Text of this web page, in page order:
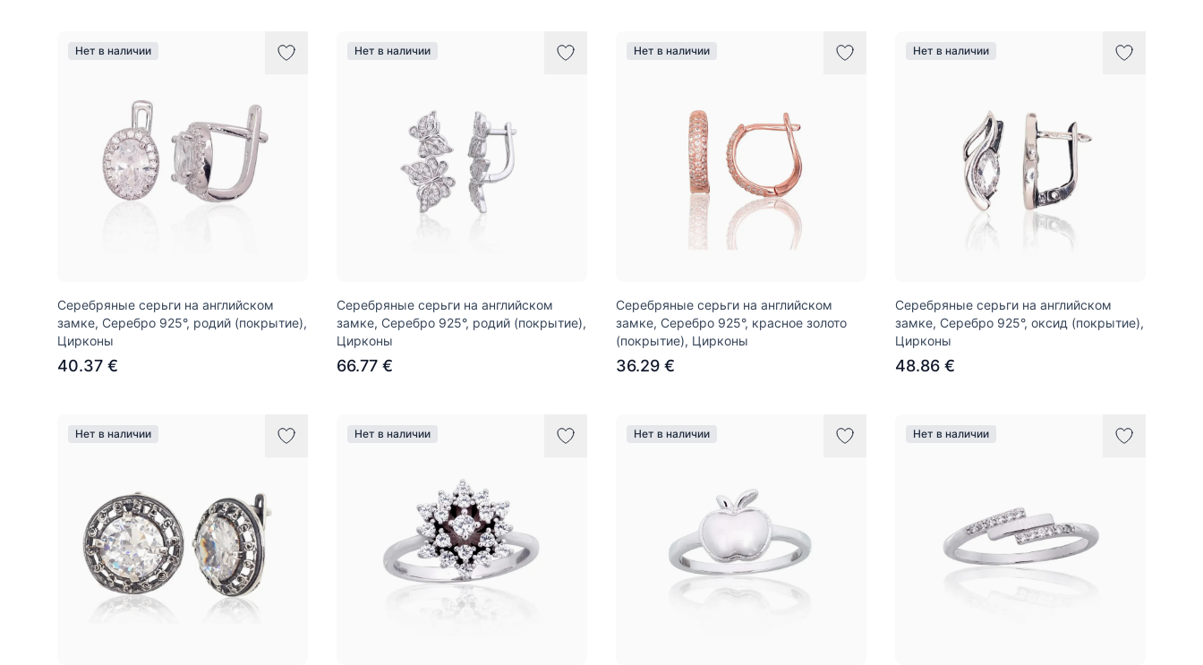
Нет в наличии
Серебряные серьги на английском
замке, Серебро 925°, родий (покрытие),
Цирконы
40.37 €
Нет в наличии
Серебряные серьги на английском
замке, Серебро 925°, родий (покрытие),
Цирконы
66.77 €
Нет в наличии
Серебряные серьги на английском
замке, Серебро 925°, красное золото
(покрытие), Цирконы
36.29 €
Нет в наличии
Серебряные серьги на английском
замке, Серебро 925°, оксид (покрытие),
Цирконы
48.86 €
Нет в наличии Нет в наличии Нет в наличии Нет в наличии